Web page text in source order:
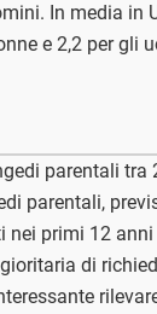
In media in
e 2,2 per gli
parentali tra
parentali,
nei primi 12
di